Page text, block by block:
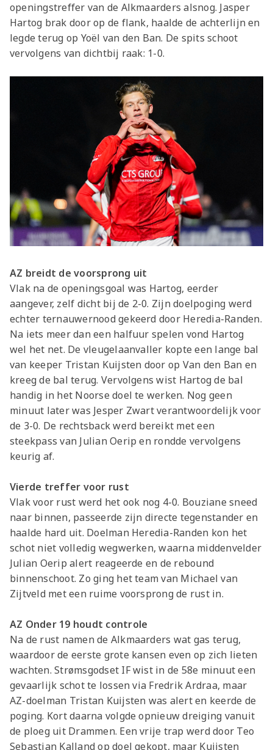
openingstreffer van de Alkmaarders alsnog. Jasper
Hartog brak door op de flank, haalde de achterlijn en
legde terug op Yoël van den Ban. De spits schoot
vervolgens van dichtbij raak: 1-0.
AZ breidt de voorsprong uit
Vlak na de openingsgoal was Hartog, eerder
aangever, zelf dicht bij de 2-0. Zijn doelpoging werd
echter ternauwernood gekeerd door Heredia-Randen.
Na iets meer dan een halfuur spelen vond Hartog
wel het net. De vleugelaanvaller kopte een lange bal
van keeper Tristan Kuijsten door op Van den Ban en
kreeg de bal terug. Vervolgens wist Hartog de bal
handig in het Noorse doel te werken. Nog geen
minuut later was Jesper Zwart verantwoordelijk voor
de 3-0. De rechtsback werd bereikt met een
steekpass van Julian Oerip en rondde vervolgens
keurig af.
Vierde treffer voor rust
Vlak voor rust werd het ook nog 4-0. Bouziane sneed
naar binnen, passeerde zijn directe tegenstander en
haalde hard uit. Doelman Heredia-Randen kon het
schot niet volledig wegwerken, waarna middenvelder
Julian Oerip alert reageerde en de rebound
binnenschoot. Zo ging het team van Michael van
Zijtveld met een ruime voorsprong de rust in.
AZ Onder 19 houdt controle
Na de rust namen de Alkmaarders wat gas terug,
waardoor de eerste grote kansen even op zich lieten
wachten. Strømsgodset IF wist in de 58e minuut een
gevaarlijk schot te lossen via Fredrik Ardraa, maar
AZ-doelman Tristan Kuijsten was alert en keerde de
poging. Kort daarna volgde opnieuw dreiging vanuit
de ploeg uit Drammen. Een vrije trap werd door Teo
Sebastian Kalland op doel gekopt, maar Kuijsten